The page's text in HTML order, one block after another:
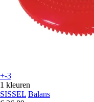
+-3
1 kleuren
SISSEL Balans